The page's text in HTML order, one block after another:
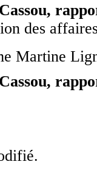
des
Martine